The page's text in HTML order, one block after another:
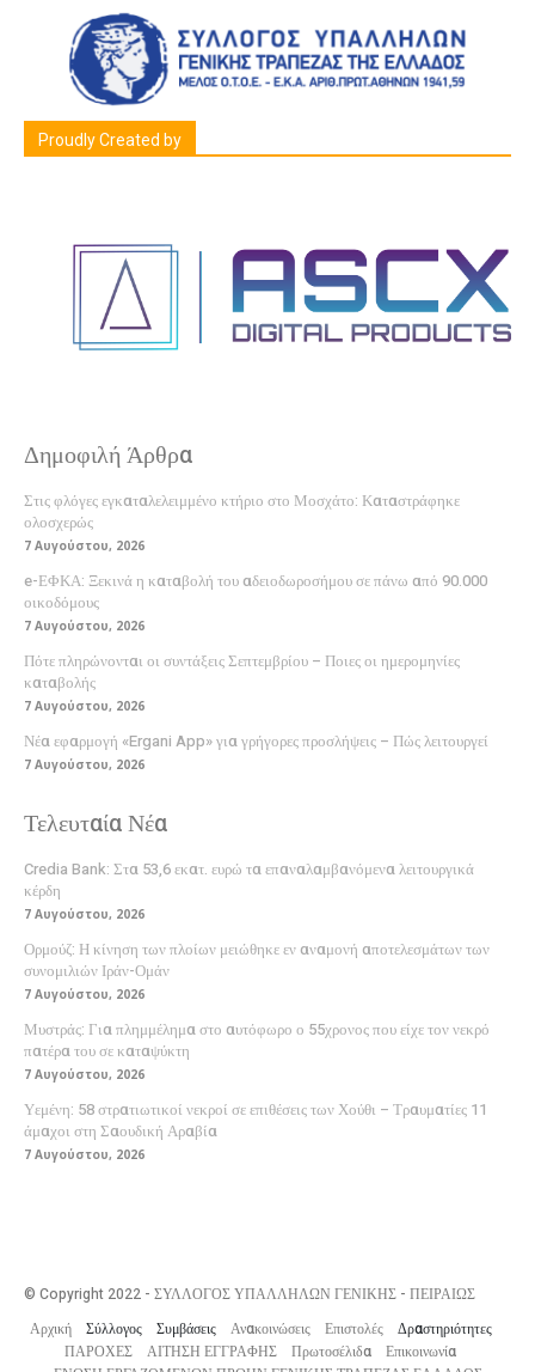
Proudly Created by
Δημοφιλή Άρθρα
Στις φλόγες εγκαταλελειμμένο κτήριο στο Μοσχάτο: Καταστράφηκε
ολοσχερώς
7 Αυγούστου, 2026
e-ΕΦΚΑ: Ξεκινά η καταβολή του αδειοδωροσήμου σε πάνω από 90.000
οικοδόμους
7 Αυγούστου, 2026
Πότε πληρώνονται οι συντάξεις Σεπτεμβρίου – Ποιες οι ημερομηνίες
καταβολής
7 Αυγούστου, 2026
Νέα εφαρμογή «Ergani App» για γρήγορες προσλήψεις – Πώς λειτουργεί
7 Αυγούστου, 2026
Τελευταία Νέα
Credia Bank: Στα 53,6 εκατ. ευρώ τα επαναλαμβανόμενα λειτουργικά
κέρδη
7 Αυγούστου, 2026
Ορμούζ: Η κίνηση των πλοίων μειώθηκε εν αναμονή αποτελεσμάτων των
συνομιλιών Ιράν-Ομάν
7 Αυγούστου, 2026
Μυστράς: Για πλημμέλημα στο αυτόφωρο ο 55χρονος που είχε τον νεκρό
πατέρα του σε καταψύκτη
7 Αυγούστου, 2026
Υεμένη: 58 στρατιωτικοί νεκροί σε επιθέσεις των Χούθι – Τραυματίες 11
άμαχοι στη Σαουδική Αραβία
7 Αυγούστου, 2026
© Copyright 2022 - ΣΥΛΛΟΓΟΣ ΥΠΑΛΛΗΛΩΝ ΓΕΝΙΚΗΣ - ΠΕΙΡΑΙΩΣ
Αρχική
Σύλλογος Συμβάσεις Ανακοινώσεις Επιστολές
Δραστηριότητες
ΠΑΡΟΧΕΣ
ΑΙΤΗΣΗ ΕΓΓΡΑΦΗΣ Πρωτοσέλιδα
Επικοινωνία